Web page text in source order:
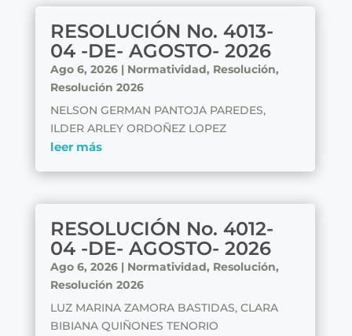
RESOLUCIÓN No. 4013-
04 -DE- AGOSTO- 2026
Ago 6, 2026| Normatividad, Resolución,
Resolución 2026
NELSON GERMAN PANTOJA PAREDES,
ILDER ARLEY ORDOÑEZ LOPEZ
leer más
RESOLUCIÓN No. 4012-
04 -DE- AGOSTO- 2026
Ago 6, 2026| Normatividad, Resolución,
Resolución 2026
LUZ MARINA ZAMORA BASTIDAS, CLARA
BIBIANA QUIÑONES TENORIO